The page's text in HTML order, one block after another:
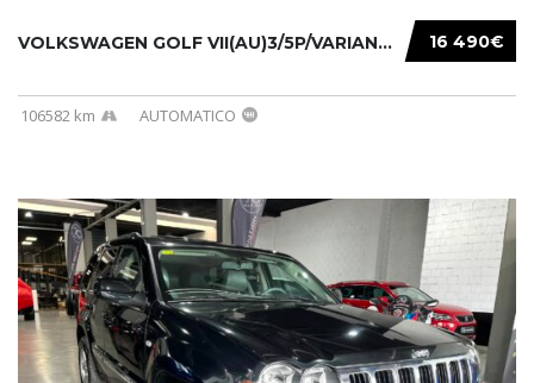
16 490€
VOLKSWAGEN GOLF VII(AU)3/5P/VARIANT(12-16 20...
106582 km AUTOMATICO